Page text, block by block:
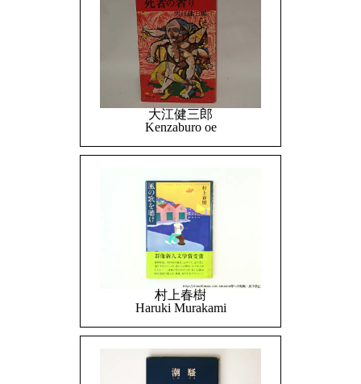
大江健三郎
Kenzaburo oe
村上春樹
Haruki Murakami